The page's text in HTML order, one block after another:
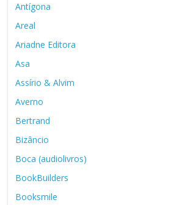
Antígona
Areal
Ariadne Editora
Asa
Assírio & Alvim
Averno
Bertrand
Bizâncio
Boca (audiolivros)
BookBuilders
Booksmile